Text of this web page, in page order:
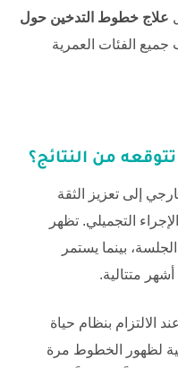
علاج خطوط التدخين حول
جميع الفئات العمرية
من النتائج؟
إلى تعزيز الثقة
التجميلي. تظهر
بينما يستمر
متتالية.
الالتزام بنظام حياة
لظهور الخطوط مرة